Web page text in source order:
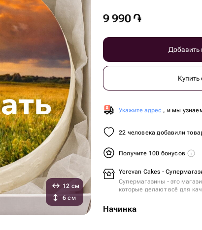
9 990 ֏
Добавить
Купить
Укажите адрес , и мы
22 человека добавили
Получите 100 бонусов
Yerevan Cakes -
Супермагазины - это
которые делают всё для
Начинка
12 см
6 см